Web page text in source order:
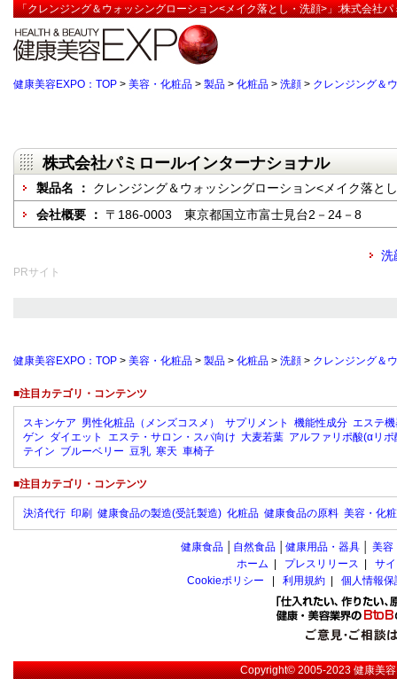
「クレンジング＆ウォッシングローション<メイク落とし・洗顔>」:株式会社
健康美容EXPO：TOP > 美容・化粧品 > 製品 > 化粧品 > 洗顔 > クレンジング＆
株式会社パミロールインターナショナル
製品名 ： クレンジング＆ウォッシングローション<メイク落と
会社概要 ： 〒186-0003 東京都国立市富士見台2－24－8
洗
PRサイト
健康美容EXPO：TOP > 美容・化粧品 > 製品 > 化粧品 > 洗顔 > クレンジング＆
■注目カテゴリ・コンテンツ
スキンケア 男性化粧品（メンズコスメ） サプリメント 機能性成分 エステ
ゲン ダイエット エステ・サロン・スパ向け 大麦若葉 アルファリポ酸(αリポ
テイン ブルーベリー 豆乳 寒天 車椅子
■注目カテゴリ・コンテンツ
決済代行 印刷 健康食品の製造(受託製造) 化粧品 健康食品の原料 美容・化
健康食品 自然食品 健康用品・器具 美容
ホーム
プレスリリース
サ
Cookieポリシー
利用規約 個人情報
Copyright© 2005-2023健康美